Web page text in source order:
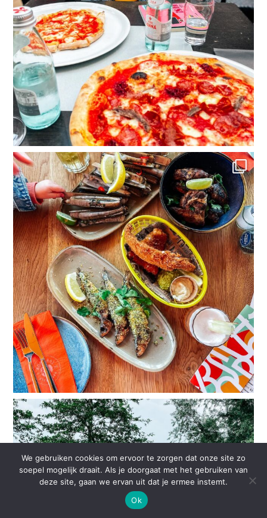
We gebruiken cookies om ervoor te zorgen dat onze site zo
soepel mogelijk draait. Als je doorgaat met het gebruiken van
deze site, gaan we ervan uit dat je ermee instemt.
Ok